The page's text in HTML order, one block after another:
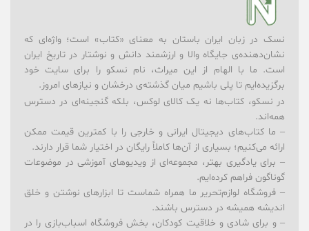
نسک در زبان ایران باستان به معنای «کتاب» است؛ واژه‌ای که
نشان‌دهنده‌ی جایگاه والا و ارزشمند دانش و نوشتار در تاریخ ایران
است. ما با الهام از این میراث، نام نسکو را برای سایت خود
برگزیده‌ایم تا پلی باشیم میان گذشته‌ی درخشان و نیازهای امروز.
در نسکو، کتاب‌ها نه یک کالای لوکس، بلکه گنجینه‌ای در دسترس
همه‌اند.
– ما کتاب‌های دیجیتال ایرانی و خارجی را با کمترین قیمت ممکن
ارائه می‌کنیم؛ بسیاری از آن‌ها کاملاً رایگان در اختیار شما قرار دارند.
– برای یادگیری بهتر، مجموعه‌ای از ویدیوهای آموزشی در موضوعات
گوناگون فراهم کرده‌ایم.
– فروشگاه لوازم‌تحریر ما همراه شماست تا ابزارهای نوشتن و خلق
اندیشه همیشه در دسترس باشند.
– و برای شادی و خلاقیت کودکان، بخش فروشگاه اسباب‌بازی را در